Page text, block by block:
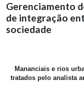
Gerenciamento
de integração
sociedade
Mananciais e rios
tratados pelo analista